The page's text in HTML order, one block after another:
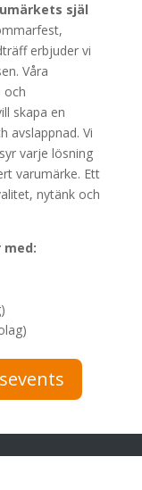
själ
erbjuder vi
Våra
och
skapa en
avslappnad. Vi
varje lösning
varumärke. Ett
nytänk och
med: